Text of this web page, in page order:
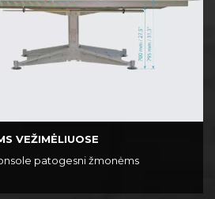
VEŽIMĖLIUOSE
patogesni žmonėms